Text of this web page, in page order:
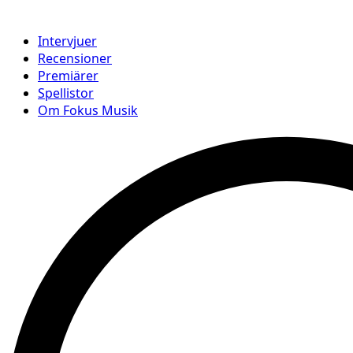
Intervjuer
Recensioner
Premiärer
Spellistor
Om Fokus Musik